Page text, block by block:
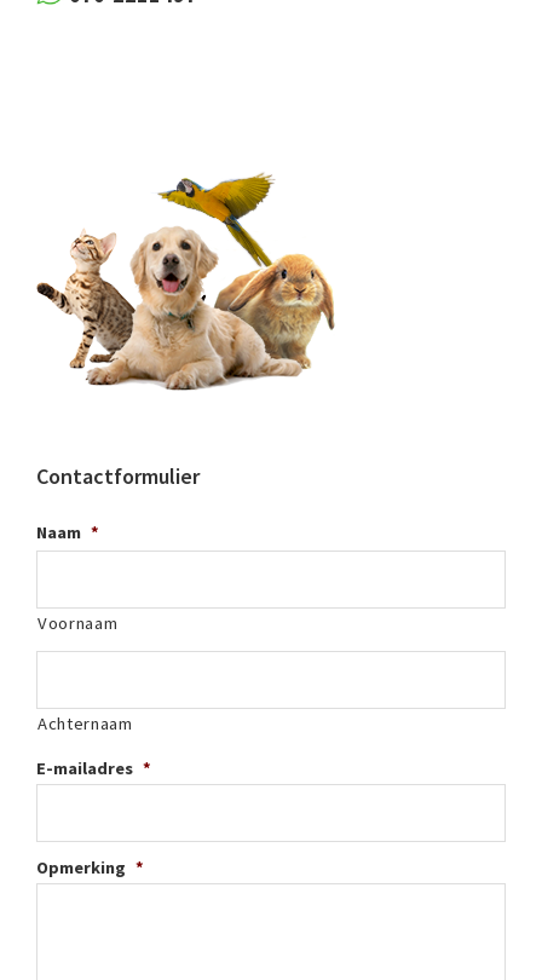
Contactformulier
Naam *
Voornaam
Achternaam
E-mailadres *
Opmerking *